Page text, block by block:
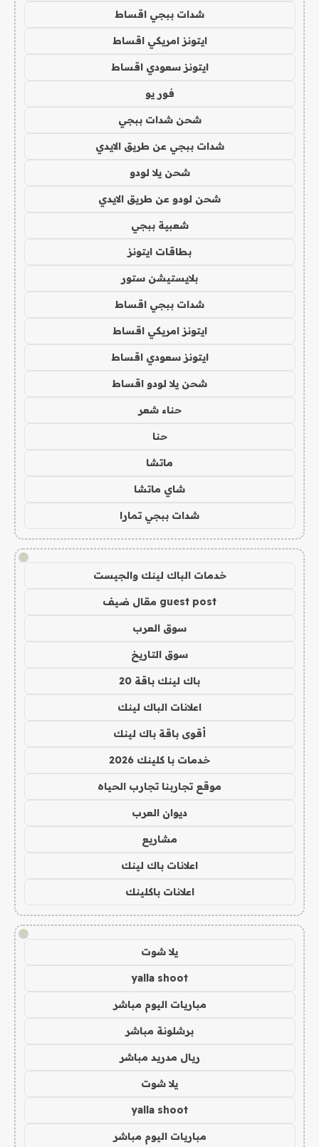
شدات ببجي اقساط
ايتونز امريكي اقساط
ايتونز سعودي اقساط
فور يو
شحن شدات ببجي
شدات ببجي عن طريق الايدي
شحن يلا لودو
شحن لودو عن طريق الايدي
شعبية ببجي
بطاقات ايتونز
بلايستيشن ستور
شدات ببجي اقساط
ايتونز امريكي اقساط
ايتونز سعودي اقساط
شحن يلا لودو اقساط
حناء شعر
حنا
ماتشا
شاي ماتشا
شدات ببجي تمارا
!
خدمات الباك لينك والجيست
guest post مقال ضيف
سوق العرب
سوق التاريخ
باك لينك باقة 20
اعلانات الباك لينك
أقوى باقة باك لينك
خدمات با كلينك 2026
موقع تجاربنا تجارب الحياه
ديوان العرب
مشاريع
اعلانات باك لينك
اعلانات باكلينك
!
يلا شوت
yalla shoot
مباريات اليوم مباشر
برشلونة مباشر
ريال مدريد مباشر
يلا شوت
yalla shoot
مباريات اليوم مباشر